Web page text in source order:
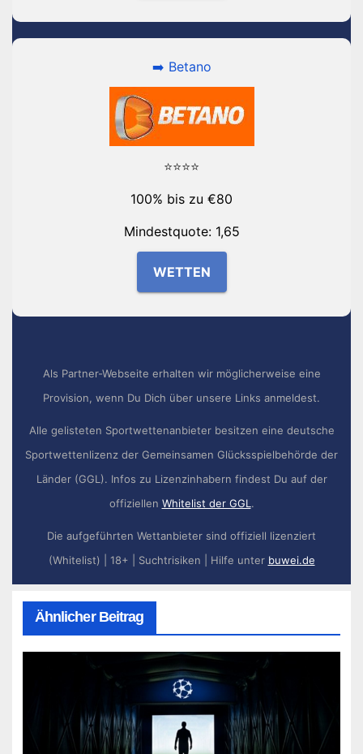
➡️ Betano
⭐⭐⭐⭐
100% bis zu €80
Mindestquote: 1,65
WETTEN
Als Partner-Webseite erhalten wir möglicherweise eine
Provision, wenn Du Dich über unsere Links anmeldest.
Alle gelisteten Sportwettenanbieter besitzen eine deutsche
Sportwettenlizenz der Gemeinsamen Glücksspielbehörde der
Länder (GGL). Infos zu Lizenzinhabern findest Du auf der
offiziellen Whitelist der GGL .
Die aufgeführten Wettanbieter sind offiziell lizenziert
(Whitelist) | 18+ | Suchtrisiken | Hilfe unter buwei.de
Ähnlicher Beitrag